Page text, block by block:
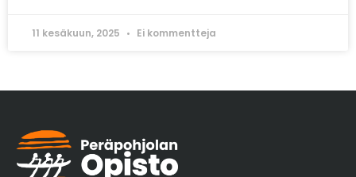
11 kesäkuun, 2025 Ei kommentteja